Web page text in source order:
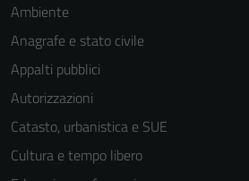
Ambiente
Anagrafe e stato civile
Appalti pubblici
Autorizzazioni
Catasto, urbanistica e SUE
Cultura e tempo libero